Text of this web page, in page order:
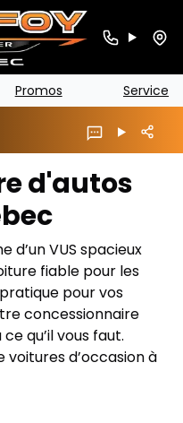
Promos Service
d'autos
d’un VUS spacieux
fiable pour les
pour vos
concessionnaire
qu’il vous faut.
d’occasion à